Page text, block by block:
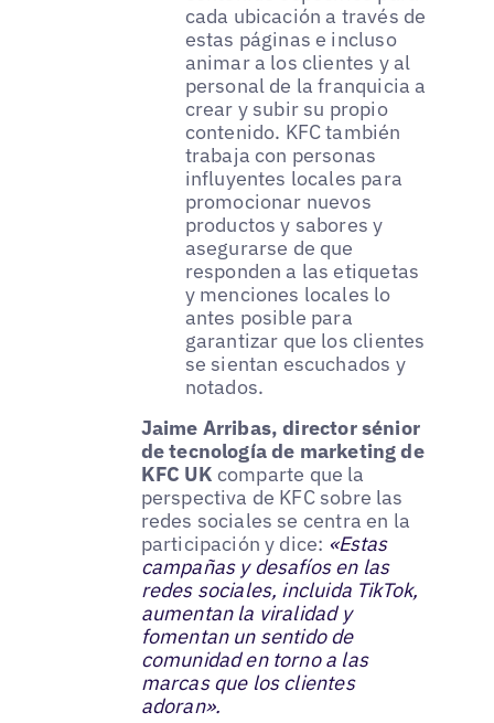
cada ubicación a través de
estas páginas e incluso
animar a los clientes y al
personal de la franquicia a
crear y subir su propio
contenido. KFC también
trabaja con personas
influyentes locales para
promocionar nuevos
productos y sabores y
asegurarse de que
responden a las etiquetas
y menciones locales lo
antes posible para
garantizar que los clientes
se sientan escuchados y
notados.
Jaime Arribas, director sénior
de tecnología de marketing de
KFC UK comparte que la
perspectiva de KFC sobre las
redes sociales se centra en la
participación y dice: «Estas
campañas y desafíos en las
redes sociales, incluida TikTok,
aumentan la viralidad y
fomentan un sentido de
comunidad en torno a las
marcas que los clientes
adoran».